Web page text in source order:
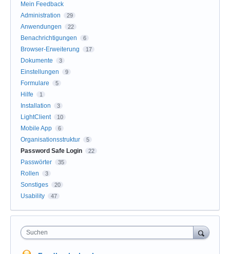
Mein Feedback
Administration
29
Anwendungen 22
Benachrichtigungen 6
Browser-Erweiterung 17
Dokumente 3
Einstellungen 9
Formulare 5
Hilfe 1
Installation 3
LightClient 10
Mobile App 6
Organisationsstruktur 5
Password Safe Login 22
Passwörter 35
Rollen 3
Sonstiges 20
Usability 47
Suchen